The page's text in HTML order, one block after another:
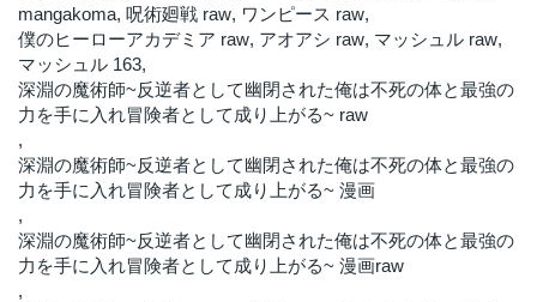
第4.1話
2年前
第4話
第3.2話
2年前
第3.1話
2年前
第3話
2年前
第2.2話
2年前
2年前 2年前
mangakoma, 呪術廻戦 raw, ワンピース raw,
僕のヒーローアカデミア raw, アオアシ raw, マッシュル raw,
マッシュル 163,
深淵の魔術師~反逆者として幽閉された俺は不死の体と最強の
力を手に入れ冒険者として成り上がる~ raw
,
深淵の魔術師~反逆者として幽閉された俺は不死の体と最強の
力を手に入れ冒険者として成り上がる~ 漫画
,
深淵の魔術師~反逆者として幽閉された俺は不死の体と最強の
力を手に入れ冒険者として成り上がる~ 漫画raw
,